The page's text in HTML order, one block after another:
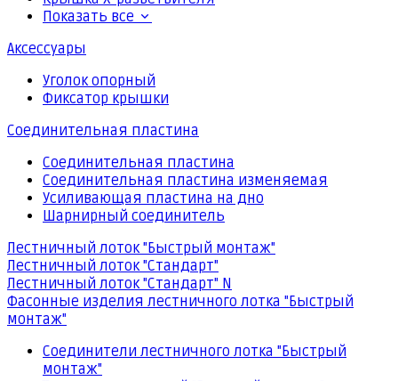
Показать все
Аксессуары
Уголок опорный
Фиксатор крышки
Соединительная пластина
Соединительная пластина
Соединительная пластина изменяемая
Усиливающая пластина на дно
Шарнирный соединитель
Лестничный лоток "Быстрый монтаж"
Лестничный лоток "Стандарт"
Лестничный лоток "Стандарт" N
Фасонные изделия лестничного лотка "Быстрый
монтаж"
Соединители лестничного лотка "Быстрый
монтаж"